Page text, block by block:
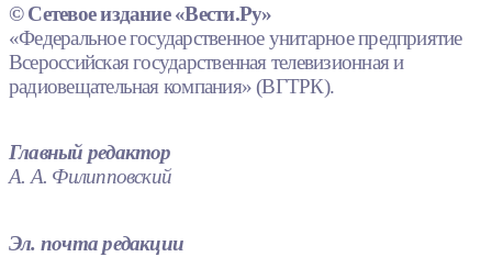
© Сетевое издание «Вести.Ру»
«Федеральное государственное унитарное предприятие
Всероссийская государственная телевизионная и
радиовещательная компания» (ВГТРК).
Главный редактор
А. А. Филипповский
Эл. почта редакции